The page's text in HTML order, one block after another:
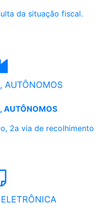
da situação fiscal.
AUTÔNOMOS
AUTÔNOMOS
2a via de recolhimento